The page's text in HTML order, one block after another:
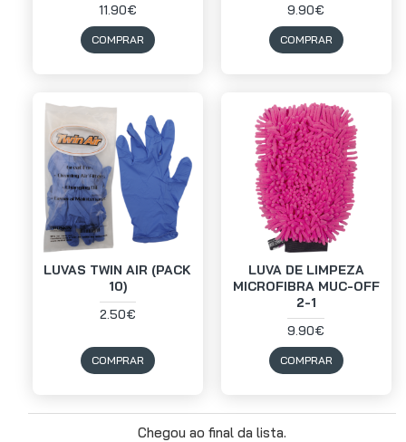
11.90€
COMPRAR
9.90€
COMPRAR
LUVAS TWIN AIR (PACK
10)
2.50€
COMPRAR
LUVA DE LIMPEZA
MICROFIBRA MUC-OFF
2-1
9.90€
COMPRAR
Chegou ao final da lista.